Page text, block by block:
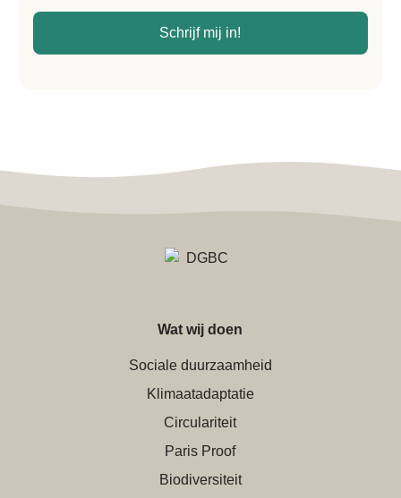
Schrijf mij in!
Wat wij doen
Sociale duurzaamheid
Klimaatadaptatie
Circulariteit
Paris Proof
Biodiversiteit